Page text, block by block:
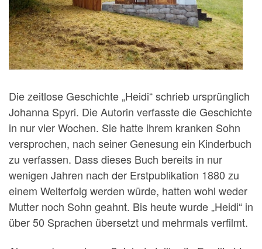
Die zeitlose Geschichte „Heidi“ schrieb ursprünglich
Johanna Spyri. Die Autorin verfasste die Geschichte
in nur vier Wochen. Sie hatte ihrem kranken Sohn
versprochen, nach seiner Genesung ein Kinderbuch
zu verfassen. Dass dieses Buch bereits in nur
wenigen Jahren nach der Erstpublikation 1880 zu
einem Welterfolg werden würde, hatten wohl weder
Mutter noch Sohn geahnt. Bis heute wurde „Heidi“ in
über 50 Sprachen übersetzt und mehrmals verfilmt.